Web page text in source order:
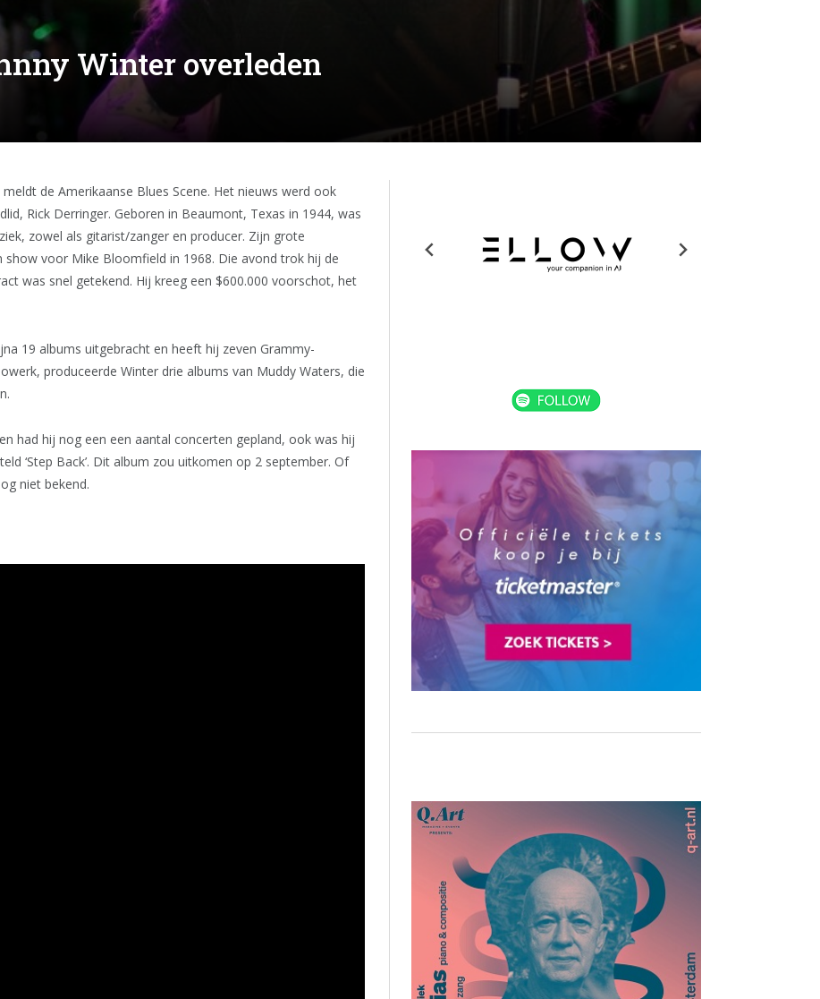
Winter overleden
de Amerikaanse Blues Scene. Het nieuws werd ook
Rick Derringer. Geboren in Beaumont, Texas in 1944, was
zowel als gitarist/zanger en producer. Zijn grote
voor Mike Bloomfield in 1968. Die avond trok hij de
was snel getekend. Hij kreeg een $600.000 voorschot, het
19 albums uitgebracht en heeft hij zeven Grammy-
produceerde Winter drie albums van Muddy Waters, die
had hij nog een een aantal concerten gepland, ook was hij
‘Step Back’. Dit album zou uitkomen op 2 september. Of
niet bekend.